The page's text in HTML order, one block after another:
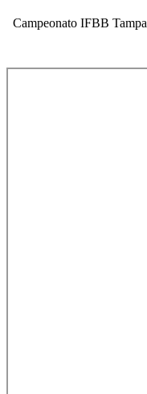
Campeonato IFBB